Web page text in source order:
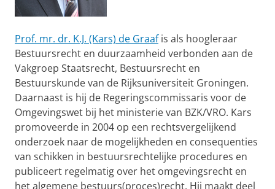
Prof. mr. dr. K.J. (Kars) de Graafis als hoogleraar
Bestuursrecht en duurzaamheid verbonden aan de
Vakgroep Staatsrecht, Bestuursrecht en
Bestuurskunde van de Rijksuniversiteit Groningen.
Daarnaast is hij de Regeringscommissaris voor de
Omgevingswet bij het ministerie van BZK/VRO. Kars
promoveerde in 2004 op een rechtsvergelijkend
onderzoek naar de mogelijkheden en consequenties
van schikken in bestuursrechtelijke procedures en
publiceert regelmatig over het omgevingsrecht en
het algemene bestuurs(proces)recht. Hij maakt deel